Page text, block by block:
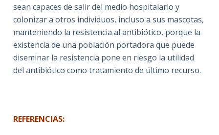
sean capaces de salir del medio hospitalario y
colonizar a otros individuos, incluso a sus mascotas,
manteniendo la resistencia al antibiótico, porque la
existencia de una población portadora que puede
diseminar la resistencia pone en riesgo la utilidad
del antibiótico como tratamiento de último recurso.
REFERENCIAS: